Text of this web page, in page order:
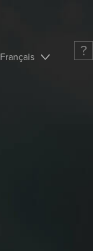
Français ?